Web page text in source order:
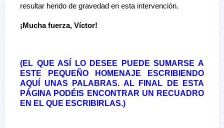
resultar herido de gravedad en esta intervención.
¡Mucha fuerza, Víctor!
(EL QUE ASÍ LO DESEE PUEDE SUMARSE A
ESTE PEQUEÑO HOMENAJE ESCRIBIENDO
AQUÍ UNAS PALABRAS. AL FINAL DE ESTA
PÁGINA PODÉIS ENCONTRAR UN RECUADRO
EN EL QUE ESCRIBIRLAS.)